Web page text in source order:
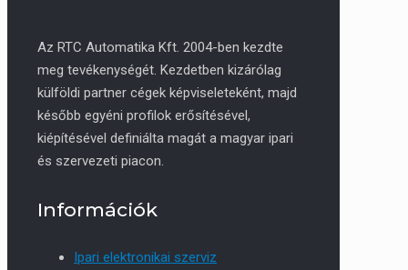
Az RTC Automatika Kft. 2004-ben kezdte
meg tevékenységét. Kezdetben kizárólag
külföldi partner cégek képviseleteként, majd
később egyéni profilok erősítésével,
kiépítésével definiálta magát a magyar ipari
és szervezeti piacon.
Információk
Ipari elektronikai szerviz